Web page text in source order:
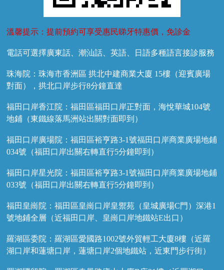
溫馨提示：提前預約可享受惠民睇牙特惠價，免診金
電話可選擇廣東話、潮汕話、英語、日語多種語言接診服務
珠海院：珠海市香洲區 拱北中建商業大廈 15樓（迎賓廣場
對面），拱北口岸步行8分鐘直達
福田口岸香江院：福田區福田口岸正對面，海悅華城104號
地鋪（東鐵線落馬洲站出關對面即到）
福田口岸廣場院：福田區裕亨路3-1號福田口岸商業廣場地鋪
034號（福田口岸出關右轉直行5分鐘即到）
福田口岸星光院：福田區裕亨路3-1號福田口岸商業廣場地鋪
033號（福田口岸出關右轉直行5分鐘即到）
福田皇崗院：福田區皇崗口岸皇禦苑（皇城廣場C門）深港1
號地鋪全層（近福田口岸、皇崗口岸地鐵站E出口）
羅湖區委院：羅湖區愛國路1002號外貿輕工大廈8樓（近羅
湖口岸和蓮塘口岸，蓮塘口岸2個地鐵站，近東門步行街）